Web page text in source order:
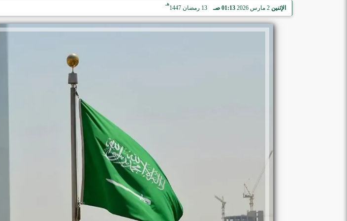
الإثنين 2 مارس 2026 01:13 صـ 13 رمضان 1447
هـ